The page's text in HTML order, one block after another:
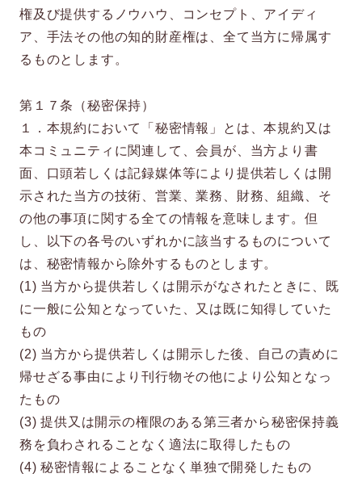
権及び提供するノウハウ、コンセプト、アイディ
ア、手法その他の知的財産権は、全て当方に帰属す
るものとします。
第１７条（秘密保持）
１．本規約において「秘密情報」とは、本規約又は
本コミュニティに関連して、会員が、当方より書
面、口頭若しくは記録媒体等により提供若しくは開
示された当方の技術、営業、業務、財務、組織、そ
の他の事項に関する全ての情報を意味します。但
し、以下の各号のいずれかに該当するものについて
は、秘密情報から除外するものとします。
(1) 当方から提供若しくは開示がなされたときに、既
に一般に公知となっていた、又は既に知得していた
もの
(2) 当方から提供若しくは開示した後、自己の責めに
帰せざる事由により刊行物その他により公知となっ
たもの
(3) 提供又は開示の権限のある第三者から秘密保持義
務を負わされることなく適法に取得したもの
(4) 秘密情報によることなく単独で開発したもの